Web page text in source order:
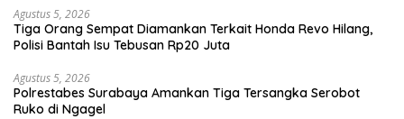
Agustus 5, 2026
Tiga Orang Sempat Diamankan Terkait Honda Revo Hilang,
Polisi Bantah Isu Tebusan Rp20 Juta
Agustus 5, 2026
Polrestabes Surabaya Amankan Tiga Tersangka Serobot
Ruko di Ngagel